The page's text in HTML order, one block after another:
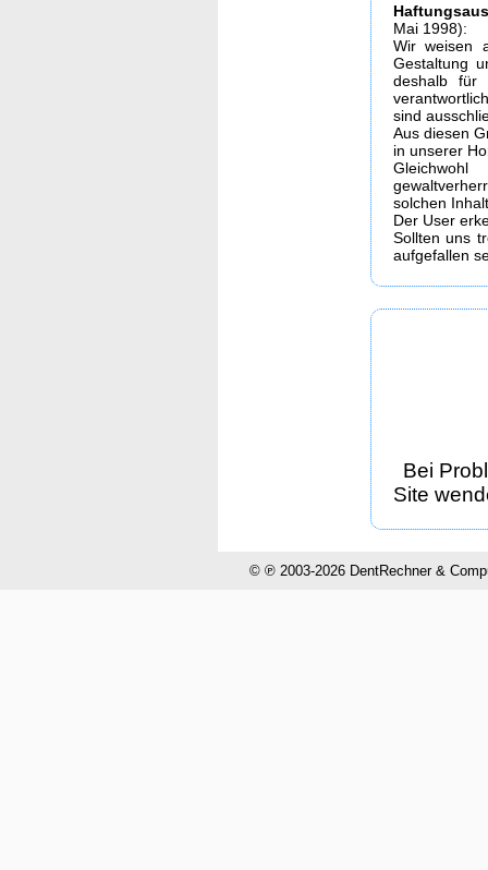
Mai 1998):
Wir weisen
Gestaltung
deshalb für
sind
Aus diesen
in unserer
solchen
Der User
Sollten uns
aufgefallen
Bei
Site
© ℗ 2003-2026 DentRechner &